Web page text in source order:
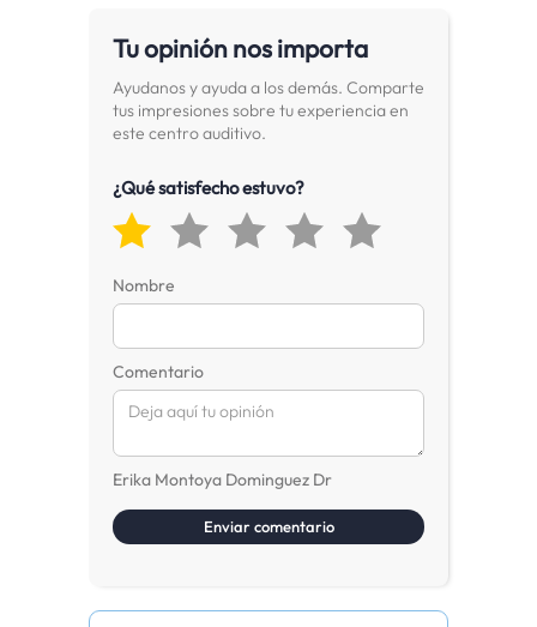
Tu opinión nos importa
Ayudanos y ayuda a los demás. Comparte
tus impresiones sobre tu experiencia en
este centro auditivo.
¿Qué satisfecho estuvo?
Nombre
Comentario
Erika Montoya Dominguez Dr